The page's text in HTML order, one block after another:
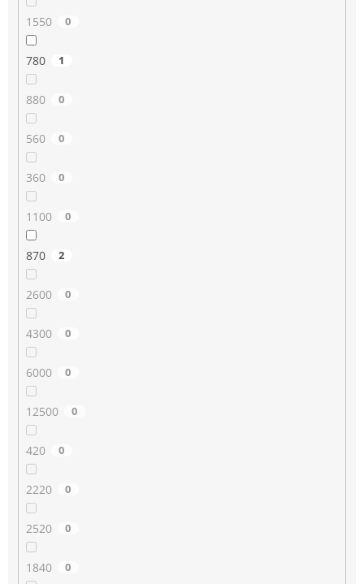
1550 0
780 1
880 0
560 0
360 0
1100 0
870 2
2600 0
4300 0
6000 0
12500 0
420 0
2220 0
2520 0
1840 0